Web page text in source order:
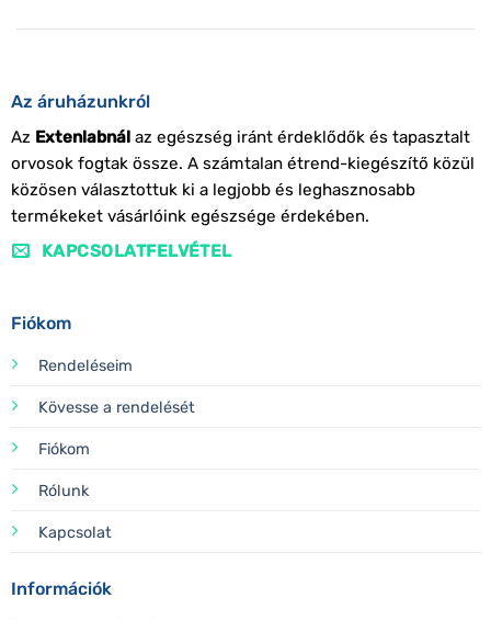
Az áruházunkról
Az Extenlabnálaz egészség iránt érdeklődők és tapasztalt
orvosok fogtak össze. A számtalan étrend-kiegészítő közül
közösen választottuk ki a legjobb és leghasznosabb
termékeket vásárlóink egészsége érdekében.
KAPCSOLATFELVÉTEL
Fiókom
Rendeléseim
Kövesse a rendelését
Fiókom
Rólunk
Kapcsolat
Információk